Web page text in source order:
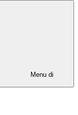
Menu di